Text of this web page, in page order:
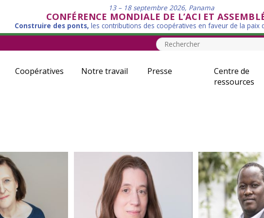
13 – 18 septembre 2026, Panama
CONFÉRENCE MONDIALE DE L’ACI ET
Construire des ponts, les contributions des coopératives en faveur de la paix
Coopératives Notre travail Presse
Centre de
ressources
Guarrella
directeur général et
réunions statutaires
Gretchen Hacquard
Directrice d’adhésion